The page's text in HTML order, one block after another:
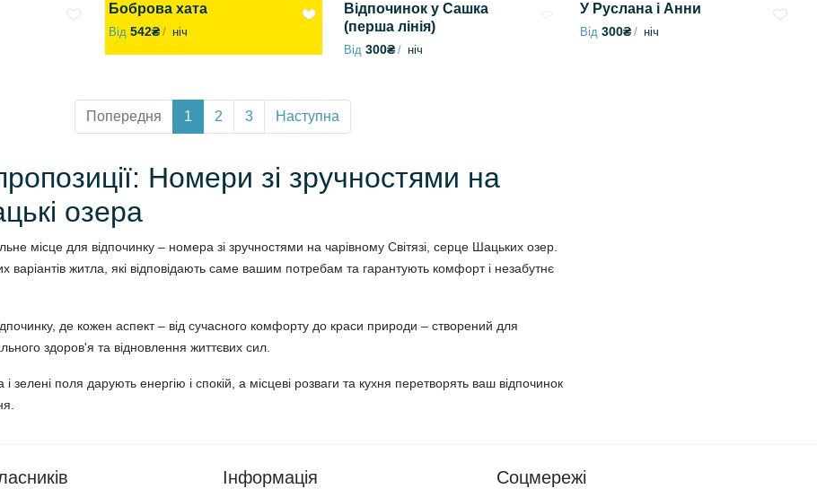
Боброва хата
Від 542₴ ніч
Відпочинок у Сашка
(перша лінія)
Від 300₴ ніч
У Руслана і Анни
Від 300₴ ніч
Попередня 1 2 3 Наступна
Номери зі зручностями на
озера
місце для відпочинку – номера зі зручностями на чарівному Світязі, серце Шацьких озер.
варіантів житла, які відповідають саме вашим потребам та гарантують комфорт і незабутнє
де кожен аспект – від сучасного комфорту до краси природи – створений для
здоров'я та відновлення життєвих сил.
і зелені поля дарують енергію і спокій, а місцеві розваги та кухня перетворять ваш відпочинок
Інформація Соцмережі